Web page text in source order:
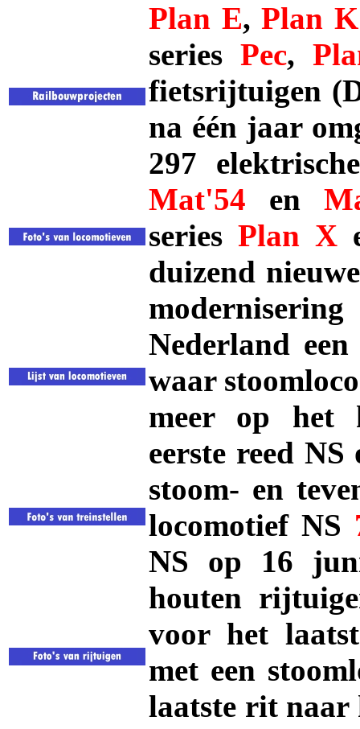
Plan E,Plan K
seriesPec,
fietsrijtuigen
na één jaar
297
Mat'54 en
series Plan X
duizend
Nederland
waar
meer op het
eerste reed
stoom- en
locomotief NS
NS op 16
houten
voor het
met een
laatste rit